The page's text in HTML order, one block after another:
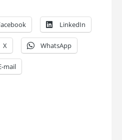
LinkedIn
X WhatsApp
mail